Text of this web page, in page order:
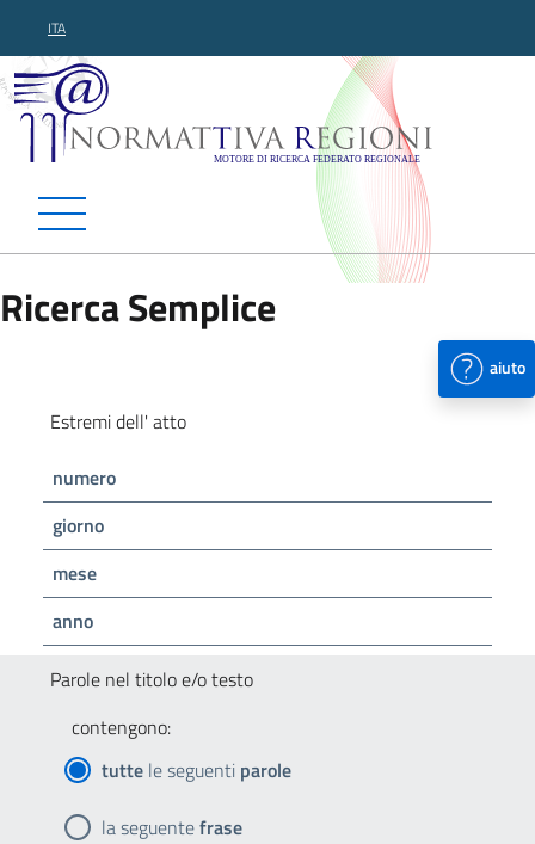
ITA
Normattiva Regioni -
Ricerca Semplice
aiuto
Estremi dell' atto
numero
giorno
mese
anno
Parole nel titolo e/o testo
contengono:
tutte le seguenti parole
la seguentefrase